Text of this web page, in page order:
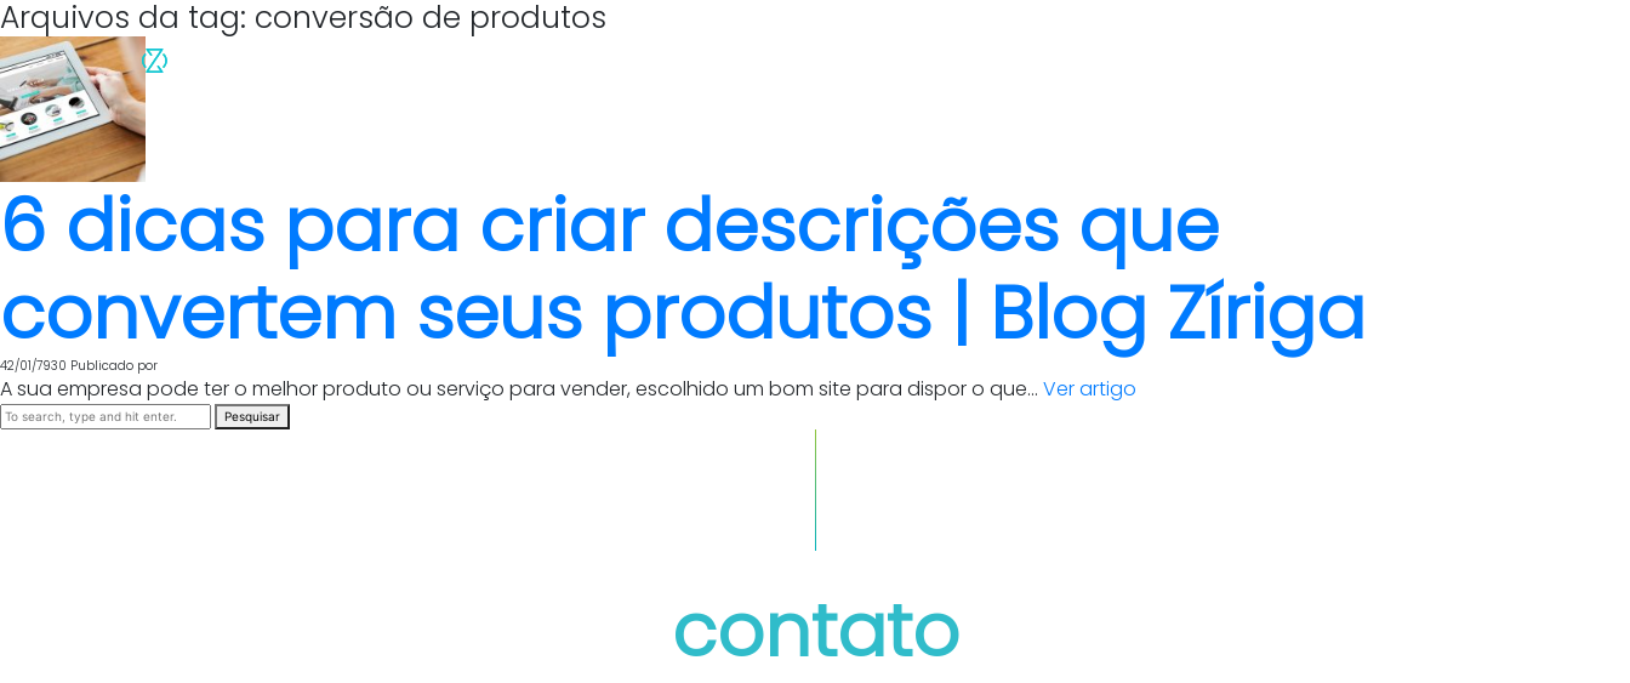
Arquivos da tag: conversão de produtos
6 dicas para criar descrições que
convertem seus produtos | Blog Zíriga
42/01/7930 Publicado por
A sua empresa pode ter o melhor produto ou serviço para vender, escolhido um bom site para dispor o que... Ver artigo
Pesquisar
contato